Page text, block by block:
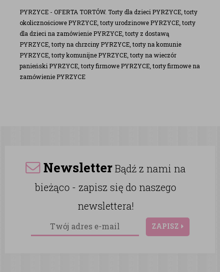
PYRZYCE - OFERTA TORTÓW. Torty dla dzieci PYRZYCE, torty
okolicznościowe PYRZYCE, torty urodzinowe PYRZYCE, torty
dla dzieci na zamówienie PYRZYCE, torty z dostawą
PYRZYCE, torty na chrzciny PYRZYCE, torty na komunie
PYRZYCE, torty komunijne PYRZYCE, torty na wieczór
panieński PYRZYCE, torty firmowe PYRZYCE, torty firmowe na
zamówienie PYRZYCE
NewsletterBądź z nami na
bieżąco - zapisz się do naszego
newslettera!
ZAPISZ